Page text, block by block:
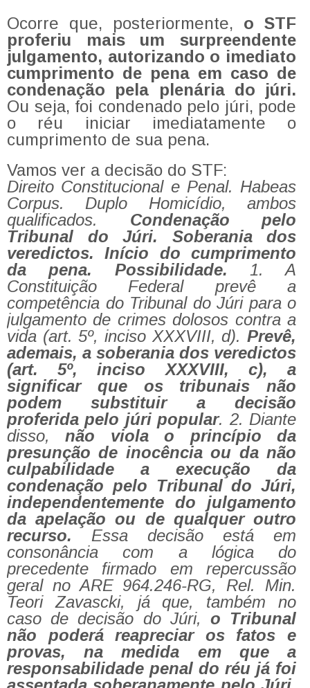
Ocorre que, posteriormente, o STF
proferiu mais um surpreendente
julgamento, autorizando o imediato
cumprimento de pena em caso de
condenação pela plenária do júri.
Ou seja, foi condenado pelo júri, pode
o réu iniciar imediatamente o
cumprimento de sua pena.
Vamos ver a decisão do STF:
Direito Constitucional e Penal. Habeas
Corpus. Duplo Homicídio, ambos
qualificados. Condenação pelo
Tribunal do Júri. Soberania dos
veredictos. Início do cumprimento
da pena. Possibilidade. 1. A
Constituição Federal prevê a
competência do Tribunal do Júri para o
julgamento de crimes dolosos contra a
vida (art. 5º, inciso XXXVIII, d). Prevê,
ademais, a soberania dos veredictos
(art. 5º, inciso XXXVIII, c), a
significar que os tribunais não
podem substituir a decisão
proferida pelo júri popular. 2. Diante
disso,não viola o princípio da
presunção de inocência ou da não
culpabilidade a execução da
condenação pelo Tribunal do Júri,
independentemente do julgamento
da apelação ou de qualquer outro
recurso. Essa decisão está em
consonância com a lógica do
precedente firmado em repercussão
geral no ARE 964.246-RG, Rel. Min.
Teori Zavascki, já que, também no
caso de decisão do Júri, o Tribunal
não poderá reapreciar os fatos e
provas, na medida em que a
responsabilidade penal do réu já foi